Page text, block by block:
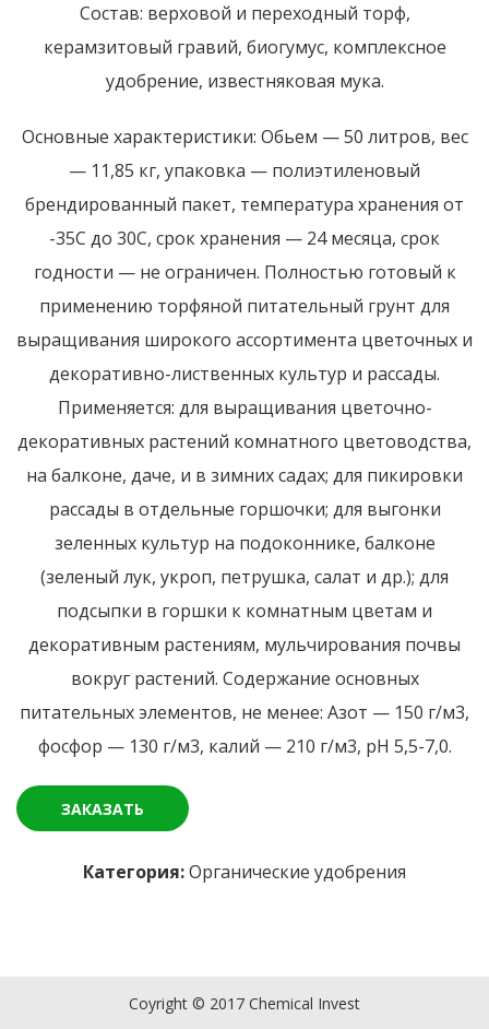
Состав: верховой и переходный торф,
керамзитовый гравий, биогумус, комплексное
удобрение, известняковая мука.
Основные характеристики: Обьем — 50 литров, вес
— 11,85 кг, упаковка — полиэтиленовый
брендированный пакет, температура хранения от
-35С до 30С, срок хранения — 24 месяца, срок
годности — не ограничен. Полностью готовый к
применению торфяной питательный грунт для
выращивания широкого ассортимента цветочных и
декоративно-лиственных культур и рассады.
Применяется: для выращивания цветочно-
декоративных растений комнатного цветоводства,
на балконе, даче, и в зимних садах; для пикировки
рассады в отдельные горшочки; для выгонки
зеленных культур на подоконнике, балконе
(зеленый лук, укроп, петрушка, салат и др.); для
подсыпки в горшки к комнатным цветам и
декоративным растениям, мульчирования почвы
вокруг растений. Содержание основных
питательных элементов, не менее: Азот — 150 г/м3,
фосфор — 130 г/м3, калий — 210 г/м3, рН 5,5-7,0.
ЗАКАЗАТЬ
Категория:Органические удобрения
Coyright © 2017 Chemical Invest